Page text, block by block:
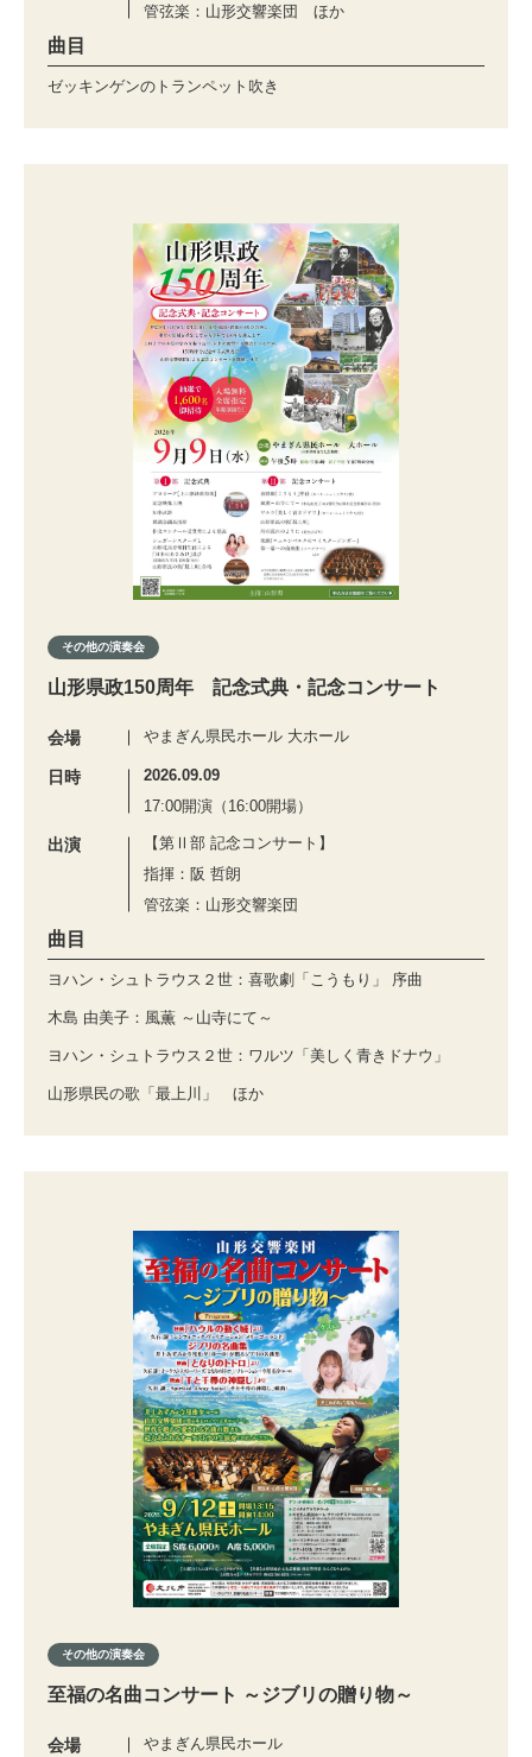
管弦楽：山形交響楽団 ほか
曲目
ゼッキンゲンのトランペット吹き
その他の演奏会
山形県政150周年 記念式典・記念コンサート
会場 やまぎん県民ホール 大ホール
日時
2026.09.09
17:00開演（16:00開場）
出演
【第Ⅱ部 記念コンサート】
指揮：阪 哲朗
管弦楽：山形交響楽団
曲目
ヨハン・シュトラウス２世：喜歌劇「こうもり」 序曲
木島 由美子：風薫 ～山寺にて～
ヨハン・シュトラウス２世：ワルツ「美しく青きドナウ」
山形県民の歌「最上川」 ほか
その他の演奏会
至福の名曲コンサート ～ジブリの贈り物～
会場 やまぎん県民ホール